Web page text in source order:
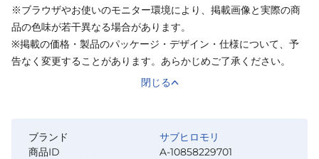
※ブラウザやお使いのモニター環境により、掲載画像と実際の商
品の色味が若干異なる場合があります。
※掲載の価格・製品のパッケージ・デザイン・仕様について、予
告なく変更することがあります。あらかじめご了承ください。
閉じる
ブランド
サブヒロモリ
商品ID
A-10858229701